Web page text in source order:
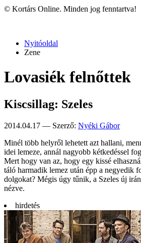
© Kortárs Online. Minden jog fenntartva!
Nyitóoldal
Zene
Lovasiék felnőttek
Kiscsillag: Szeles
2014.04.17 — Szerző: Nyéki Gábor
Minél több helyről lehe­tett azt hallani,
idei lemeze, annál nagyobb kétke­déssel
Mert hogy van az, hogy egy kissé
táló harma­dik lemez után épp a negye­dik
dol­gokat? Mégis úgy tűnik, a Szeles új
nézve.
hirdetés